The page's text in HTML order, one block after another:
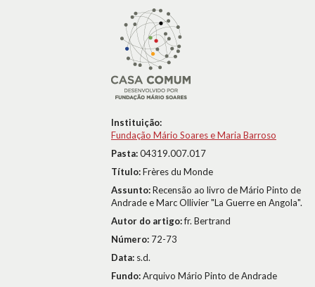
Instituição:
Fundação Mário Soares e Maria Barroso
Pasta:04319.007.017
Título:Frères du Monde
Assunto:Recensão ao livro de Mário Pinto de
Andrade e Marc Ollivier "La Guerre en Angola".
Autor do artigo:fr. Bertrand
Número: 72-73
Data: s.d.
Fundo:Arquivo Mário Pinto de Andrade